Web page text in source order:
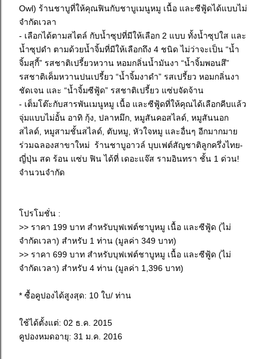
Owl) ร้านชาบูที่ให้คุณฟินกับชาบูเมนูหมู เนื้อ และซีฟู้ดได้แบบไม่
จำกัดเวลา
- เลือกได้ตามสไตล์ กับน้ำซุปที่มีให้เลือก 2 แบบ ทั้งน้ำซุปใส และ
น้ำซุปดำ ตามด้วยน้ำจิ้มที่มีให้เลือกถึง 4 ชนิด ไม่ว่าจะเป็น “น้ำ
จิ้มสุกี้” รสชาติเปรี้ยวหวาน หอมกลิ่นน้ำมันงา “น้ำจิ้มพอนสึ”
รสชาติเค็มหวานปนเปรี้ยว “น้ำจิ้มงาดำ” รสเปรี้ยว หอมกลิ่นงา
ชัดเจน และ “น้ำจิ้มซีฟู้ด” รสชาติเปรี้ยว แซ่บจัดจ้าน
- เต็มโต๊ะกับสารพันเมนูหมู เนื้อ และซีฟู้ดที่ให้คุณได้เลือกคีบแล้ว
จุ่มแบบไม่อั้น อาทิ กุ้ง, ปลาหมึก, หมูสันคอสไลด์, หมูสันนอก
สไลด์, หมูสามชั้นสไลด์, ตับหมู, หัวใจหมู และอื่นๆ อีกมากมาย
ร่วมฉลองสาขาใหม่ ร้านชาบูอาวล์ บุบเฟต์สัญชาติลูกครึ่งไทย-
ญี่ปุ่น สด ร้อน แซ่บ ฟิน ได้ที่ เดอะแจ๊ส รามอินทรา ชั้น 1 ด่วน!
จำนวนจำกัด
โปรโมชั่น :
>> ราคา 199 บาท สำหรับบุฟเฟต์ชาบูหมู เนื้อ และซีฟู้ด (ไม่
จำกัดเวลา) สำหรับ 1 ท่าน (มูลค่า 349 บาท)
>> ราคา 699 บาท สำหรับบุฟเฟต์ชาบูหมู เนื้อ และซีฟู้ด (ไม่
จำกัดเวลา) สำหรับ 4 ท่าน (มูลค่า 1,396 บาท)
* ซื้อคูปองได้สูงสุด: 10 ใบ/ ท่าน
ใช้ได้ตั้งแต่: 02 ธ.ค. 2015
คูปองหมดอายุ: 31 ม.ค. 2016